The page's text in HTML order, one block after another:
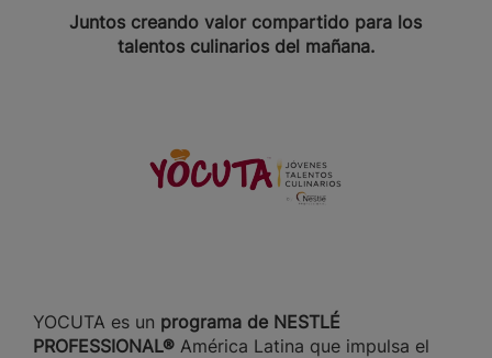
Juntos creando valor compartido para los
talentos culinarios del mañana.
YOCUTA es un programa de NESTLÉ
PROFESSIONAL® América Latina que impulsa el